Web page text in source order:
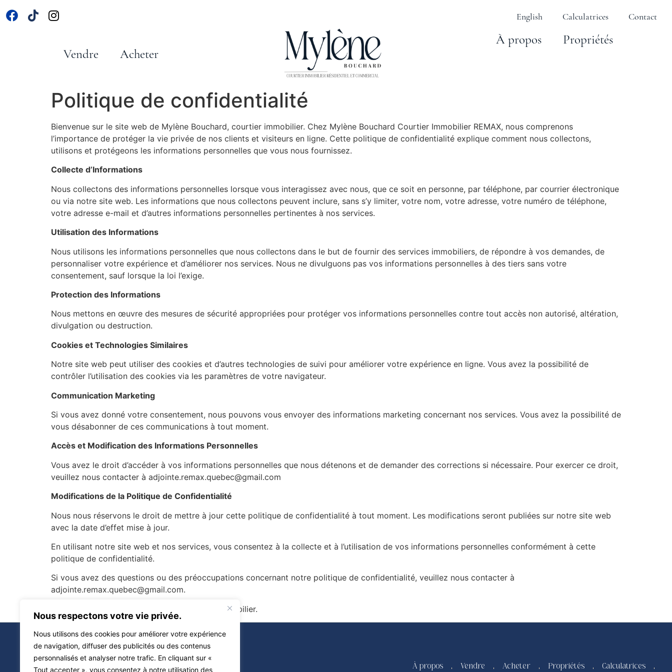
Nous respectons votre vie privée.
Nous utilisons des cookies pour améliorer votre expérience
de navigation, diffuser des publicités ou des contenus
personnalisés et analyser notre trafic. En cliquant sur «
Tout accepter », vous consentez à notre utilisation des
English Calculatrices Contact
Vendre Acheter
À propos Propriétés
Politique de confidentialité
Bienvenue sur le site web de Mylène Bouchard, courtier immobilier. Chez Mylène Bouchard Courtier Immobilier REMAX, nous comprenons
l’importance de protéger la vie privée de nos clients et visiteurs en ligne. Cette politique de confidentialité explique comment nous collectons,
utilisons et protégeons les informations personnelles que vous nous fournissez.
Collecte d’Informations
Nous collectons des informations personnelles lorsque vous interagissez avec nous, que ce soit en personne, par téléphone, par courrier électronique
ou via notre site web. Les informations que nous collectons peuvent inclure, sans s’y limiter, votre nom, votre adresse, votre numéro de téléphone,
votre adresse e-mail et d’autres informations personnelles pertinentes à nos services.
Utilisation des Informations
Nous utilisons les informations personnelles que nous collectons dans le but de fournir des services immobiliers, de répondre à vos demandes, de
personnaliser votre expérience et d’améliorer nos services. Nous ne divulguons pas vos informations personnelles à des tiers sans votre
consentement, sauf lorsque la loi l’exige.
Protection des Informations
Nous mettons en œuvre des mesures de sécurité appropriées pour protéger vos informations personnelles contre tout accès non autorisé, altération,
divulgation ou destruction.
Cookies et Technologies Similaires
Notre site web peut utiliser des cookies et d’autres technologies de suivi pour améliorer votre expérience en ligne. Vous avez la possibilité de
contrôler l’utilisation des cookies via les paramètres de votre navigateur.
Communication Marketing
Si vous avez donné votre consentement, nous pouvons vous envoyer des informations marketing concernant nos services. Vous avez la possibilité de
vous désabonner de ces communications à tout moment.
Accès et Modification des Informations Personnelles
Vous avez le droit d’accéder à vos informations personnelles que nous détenons et de demander des corrections si nécessaire. Pour exercer ce droit,
veuillez nous contacter à adjointe.remax.quebec@gmail.com
Modifications de la Politique de Confidentialité
Nous nous réservons le droit de mettre à jour cette politique de confidentialité à tout moment. Les modifications seront publiées sur notre site web
avec la date d’effet mise à jour.
En utilisant notre site web et nos services, vous consentez à la collecte et à l’utilisation de vos informations personnelles conformément à cette
politique de confidentialité.
Si vous avez des questions ou des préoccupations concernant notre politique de confidentialité, veuillez nous contacter à
adjointe.remax.quebec@gmail.com.
Merci de choisir Mylène Bouchard, courtier immobilier.
À propos Vendre Acheter Propriétés Calculatrices